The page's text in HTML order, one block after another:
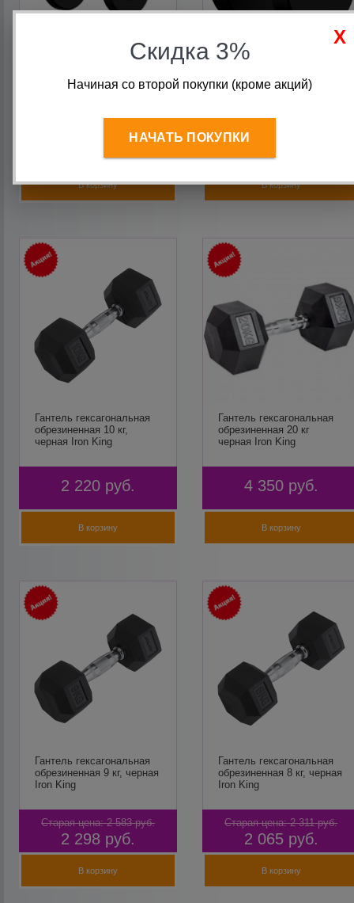
профессиональная
руб.
В корзину
профессиональная
8 550
В корзину
Гантель гексагональная
обрезиненная 10 кг,
черная Iron King
2 220 руб.
В корзину
Гантель гексагональная
обрезиненная 20 кг
черная Iron King
4 350 руб.
В корзину
Гантель гексагональная
обрезиненная 9 кг, черная
Iron King
Старая цена: 2 583 руб.
2 298 руб.
В корзину
Гантель гексагональная
обрезиненная 8 кг, черная
Iron King
Старая цена: 2 311 руб.
2 065 руб.
В корзину
Скидка 3%
Начиная со второй покупки (кроме акций)
НАЧАТЬ ПОКУПКИ